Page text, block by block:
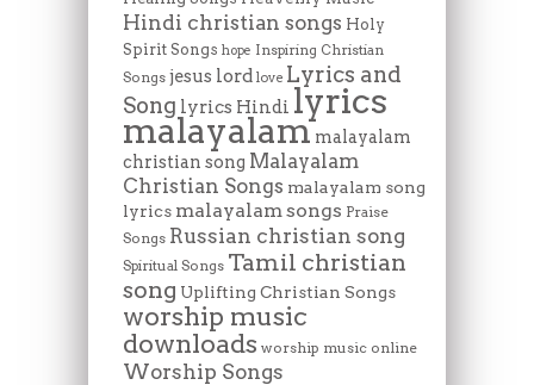
Hindi christian songs Holy
Spirit Songs hope Inspiring Christian
Songs jesus lord love Lyrics and
Song lyrics Hindi lyrics
malayalam malayalam
christian song Malayalam
Christian Songs malayalam song
lyrics malayalam songs Praise
Songs Russian christian song
Spiritual Songs Tamil christian
song Uplifting Christian Songs
worship music
downloads worship music online
Worship Songs